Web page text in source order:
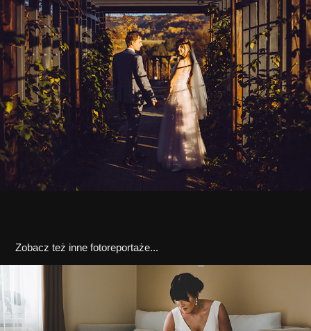
Zobacz też inne fotoreportaże...